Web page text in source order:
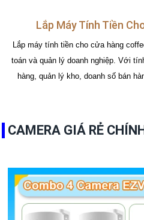
Lắp Máy Tính Tiền
Lắp máy tính tiền cho cửa hàng
toán và quản lý doanh nghiệp. Với
hàng, quản lý kho, doanh số bán
CAMERA GIÁ RẺ